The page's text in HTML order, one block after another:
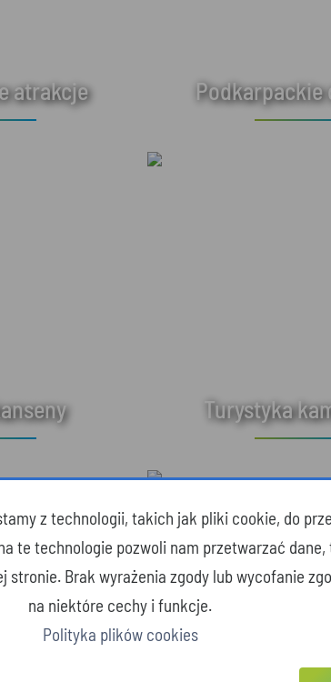
atrakcje Podkarpackie
Turystyka
z technologii, takich jak pliki cookie, do
te technologie pozwoli nam przetwarzać
Brak wyrażenia zgody lub wycofanie
na niektóre cechy i funkcje.
Polityka plików cookies